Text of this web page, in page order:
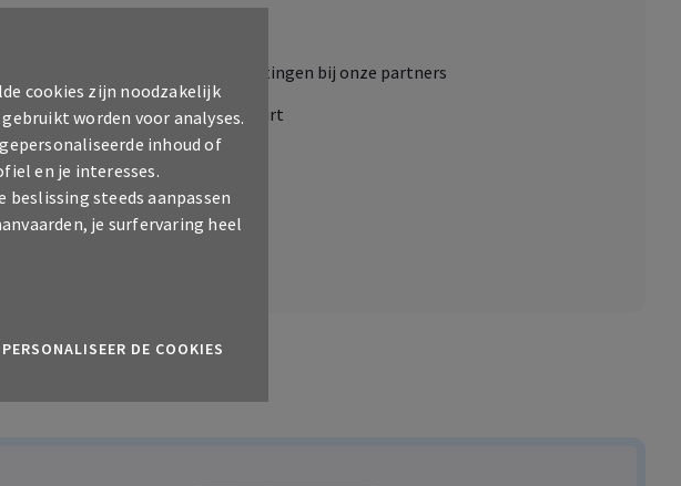
Ontdek meer dan 2 000 kortingen bij onze partners
Vind de beste deals in je buurt
Meld je aan
cookies zijn noodzakelijk
worden voor analyses.
inhoud of
en je interesses.
beslissing steeds aanpassen
je surfervaring heel
DE COOKIES